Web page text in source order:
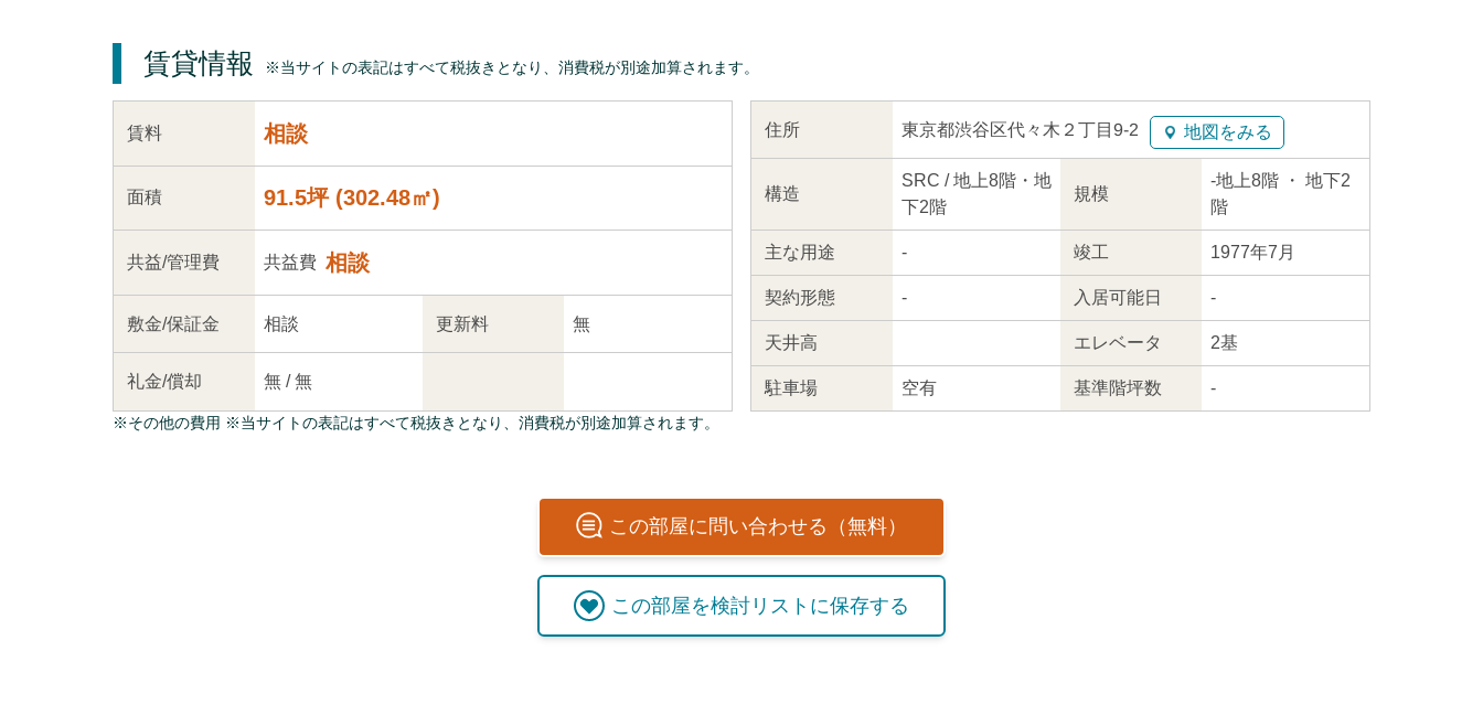
賃貸情報 ※当サイトの表記はすべて税抜きとなり、消費税が別途加算されます。
賃料 相談
面積 91.5坪 (302.48㎡)
共益/管理費 共益費 相談
敷金/保証金 相談 更新料 無
礼金/償却 無 /無
住所 東京都渋谷区代々木２丁目9-2 地図をみる
構造
SRC / 地上8階・地
下2階
規模
-地上8階 ・ 地下2
階
主な用途 - 竣工 1977年7月
契約形態 - 入居可能日 -
天井高 エレベータ 2基
駐車場 空有 基準階坪数 -
※その他の費用 ※当サイトの表記はすべて税抜きとなり、消費税が別途加算されます。
この部屋に問い合わせる（無料）
この部屋を検討リストに保存する